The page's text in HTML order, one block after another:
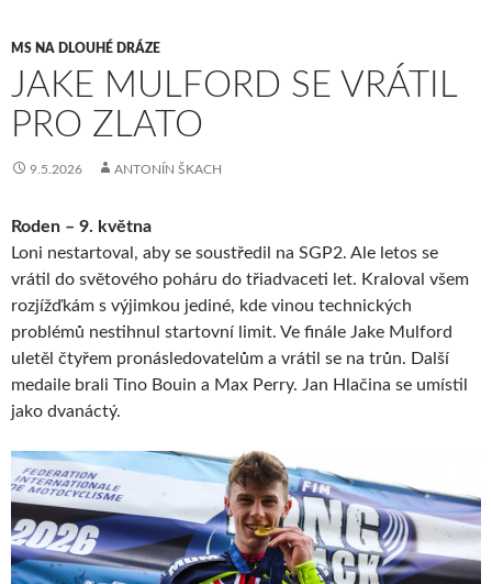
MS NA DLOUHÉ DRÁZE
JAKE MULFORD SE VRÁTIL
PRO ZLATO
9.5.2026 ANTONÍN ŠKACH
Roden – 9. května
Loni nestartoval, aby se soustředil na SGP2. Ale letos se
vrátil do světového poháru do třiadvaceti let. Kraloval všem
rozjížďkám s výjimkou jediné, kde vinou technických
problémů nestihnul startovní limit. Ve finále Jake Mulford
uletěl čtyřem pronásledovatelům a vrátil se na trůn. Další
medaile brali Tino Bouin a Max Perry. Jan Hlačina se umístil
jako dvanáctý.